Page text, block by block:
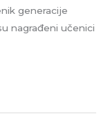
generacije
nagrađeni učenici